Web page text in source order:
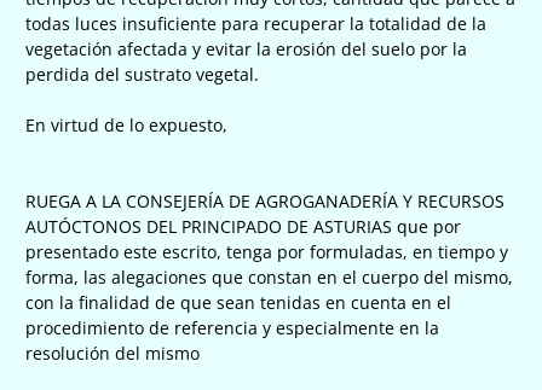
todas luces insuficiente para recuperar la totalidad de la
vegetación afectada y evitar la erosión del suelo por la
perdida del sustrato vegetal.
En virtud de lo expuesto,
RUEGA A LA CONSEJERÍA DE AGROGANADERÍA Y RECURSOS
AUTÓCTONOS DEL PRINCIPADO DE ASTURIAS que por
presentado este escrito, tenga por formuladas, en tiempo y
forma, las alegaciones que constan en el cuerpo del mismo,
con la finalidad de que sean tenidas en cuenta en el
procedimiento de referencia y especialmente en la
resolución del mismo